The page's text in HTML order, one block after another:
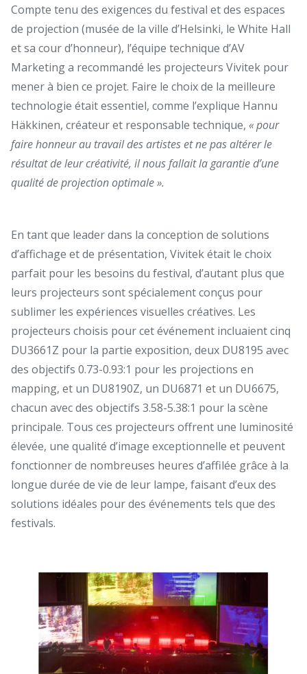
Compte tenu des exigences du festival et des espaces
de projection (musée de la ville d’Helsinki, le White Hall
et sa cour d’honneur), l’équipe technique d’AV
Marketing a recommandé les projecteurs Vivitek pour
mener à bien ce projet. Faire le choix de la meilleure
technologie était essentiel, comme l’explique Hannu
Häkkinen, créateur et responsable technique, « pour
faire honneur au travail des artistes et ne pas altérer le
résultat de leur créativité, il nous fallait la garantie d’une
qualité de projection optimale ».
En tant que leader dans la conception de solutions
d’affichage et de présentation, Vivitek était le choix
parfait pour les besoins du festival, d’autant plus que
leurs projecteurs sont spécialement conçus pour
sublimer les expériences visuelles créatives. Les
projecteurs choisis pour cet événement incluaient cinq
DU3661Z pour la partie exposition, deux DU8195 avec
des objectifs 0.73-0.93:1 pour les projections en
mapping, et un DU8190Z, un DU6871 et un DU6675,
chacun avec des objectifs 3.58-5.38:1 pour la scène
principale. Tous ces projecteurs offrent une luminosité
élevée, une qualité d’image exceptionnelle et peuvent
fonctionner de nombreuses heures d’affilée grâce à la
longue durée de vie de leur lampe, faisant d’eux des
solutions idéales pour des événements tels que des
festivals.